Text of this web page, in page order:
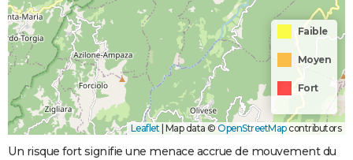
Faible
Moyen
Fort
Leaflet Map data © OpenStreetMapcontributors
Un risque fort signifie une menace accrue de mouvement du